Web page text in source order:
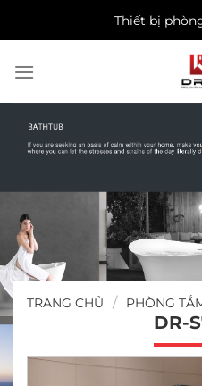
Thiết bị
TRANG CHỦ / PHÒNG
DR-